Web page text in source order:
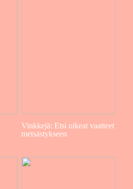
Vinkkejä: Etsi oikeat vaatteet
metsästykseen